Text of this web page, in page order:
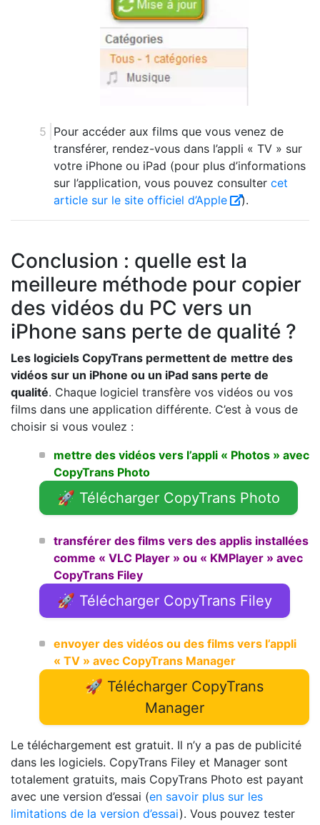
Pour accéder aux films que vous venez de
transférer, rendez-vous dans l’appli « TV » sur
votre iPhone ou iPad (pour plus d’informations
sur l’application, vous pouvez consulter cet
article sur le site officiel d’Apple
).
Conclusion : quelle est la
meilleure méthode pour copier
des vidéos du PC vers un
iPhone sans perte de qualité ?
Les logiciels CopyTrans permettent de mettre des
vidéos sur un iPhone ou un iPad sans perte de
qualité. Chaque logiciel transfère vos vidéos ou vos
films dans une application différente. C’est à vous de
choisir si vous voulez :
mettre des vidéos vers l’appli « Photos » avec
CopyTrans Photo
🚀 Télécharger CopyTrans Photo
transférer des films vers des applis installées
comme « VLC Player » ou « KMPlayer » avec
CopyTrans Filey
🚀 Télécharger CopyTrans Filey
envoyer des vidéos ou des films vers l’appli
« TV » avec CopyTrans Manager
🚀 Télécharger CopyTrans
Manager
Le téléchargement est gratuit. Il n’y a pas de publicité
dans les logiciels. CopyTrans Filey et Manager sont
totalement gratuits, mais CopyTrans Photo est payant
avec une version d’essai (en savoir plus sur les
limitations de la version d’essai). Vous pouvez tester